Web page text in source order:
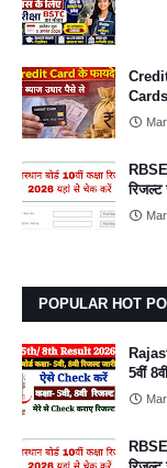
POPULAR HOT
5वीं